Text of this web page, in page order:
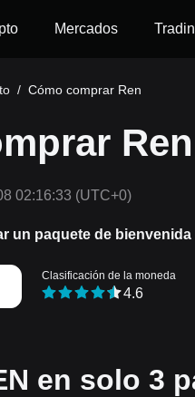
Mercados
/ Cómo comprar Ren
02:16:33 (UTC+0)
un paquete de bienvenida
Clasificación de la moneda
4.6
en solo 3